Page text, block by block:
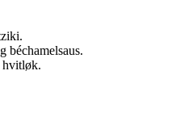
béchamelsaus.
hvitløk.